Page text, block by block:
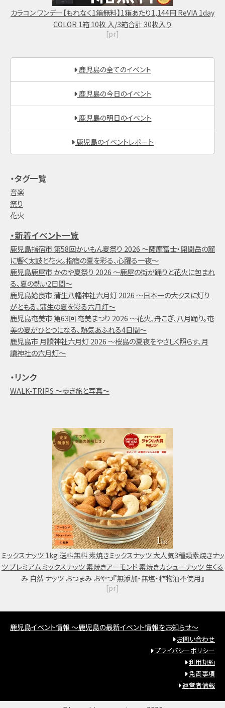
カラコン ワンデー【もれなく1箱無料】1箱あたり1,144円 ReVIA 1day
COLOR 1箱 10枚 入/3箱合計 30枚入り
[pr]
鹿児島の全てのイベント
鹿児島の今日のイベント
鹿児島の明日のイベント
鹿児島のイベントレポート
・タグ一覧
音楽
祭り
花火
・新着イベント一覧
鹿児島指宿市 第58回かいもん夏祭り 2026 ～薩摩富士・開聞岳の麓
に響く太鼓と花火。指宿の夏を彩る、心躍る一夜～
鹿児島鹿屋市 かのや夏祭り 2026 ～鹿屋の街が踊りと花火に包まれ
る、夏の熱い2日間～
鹿児島姶良市 蒲生八幡神社六月灯 2026 ～日本一の大クスに灯り
がともる、蒲生の夏を彩る六月灯～
鹿児島奄美市 第63回 奄美まつり 2026 ～花火、舟こぎ、八月踊り。奄
美の夏がひとつになる、熱気あふれる4日間～
鹿児島市 月讀神社六月灯 2026 ～桜島の夏夜をやさしく照らす、月
讀神社の六月灯～
・リンク
WALK-TRIPS ～歩き旅と写真～
ミックスナッツ 1kg 送料無料 素焼きミックスナッツ 大人気3種類素焼きナッ
ツ プレミアム ミックスナッツ 素焼きアーモンド 素焼きカシューナッツ 生くる
み 自然 ナッツ おつまみ おやつ『無添加・無塩・植物油不使用』
[pr]
鹿児島イベント情報 ～鹿児島の最新イベント情報をお知らせ～
お問い合わせ
プライバシーポリシー
利用規約
免責事項
運営者情報